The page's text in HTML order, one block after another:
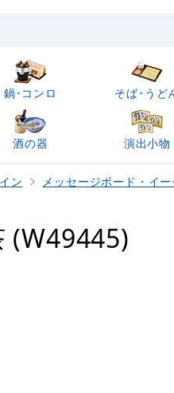
鍋･コンロ そば･うど
酒の器 演出小物
ン メッセージボード・イ
(W49445)